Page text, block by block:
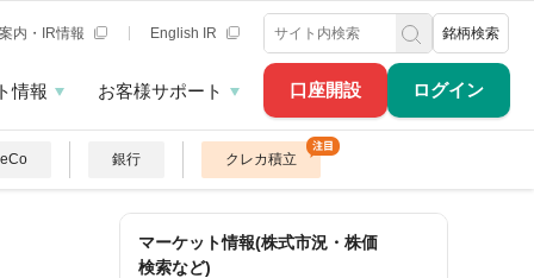
口座開設 ログイン
内・IR情報 English IR 銘柄検索
情報 お客様サポート
銀行 クレカ積立
マーケット情報(株式市況・株価
検索など)